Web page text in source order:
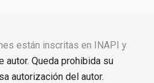
están inscritas en INAPI y
Queda prohibida su
autorización del autor.